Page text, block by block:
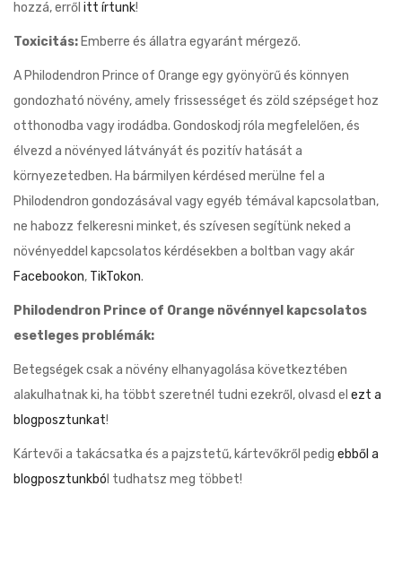
hozzá, erről itt írtunk!
Toxicitás: Emberre és állatra egyaránt mérgező.
A Philodendron Prince of Orange egy gyönyörű és könnyen
gondozható növény, amely frissességet és zöld szépséget hoz
otthonodba vagy irodádba. Gondoskodj róla megfelelően, és
élvezd a növényed látványát és pozitív hatását a
környezetedben. Ha bármilyen kérdésed merülne fel a
Philodendron gondozásával vagy egyéb témával kapcsolatban,
ne habozz felkeresni minket, és szívesen segítünk neked a
növényeddel kapcsolatos kérdésekben a boltban vagy akár
Facebookon, TikTokon.
Philodendron Prince of Orange növénnyel kapcsolatos
esetleges problémák:
Betegségek csak a növény elhanyagolása következtében
alakulhatnak ki, ha többt szeretnél tudni ezekről, olvasd el ezt a
blogposztunkat!
Kártevői a takácsatka és a pajzstetű, kártevőkről pedig ebből a
blogposztunkbó l tudhatsz meg többet!